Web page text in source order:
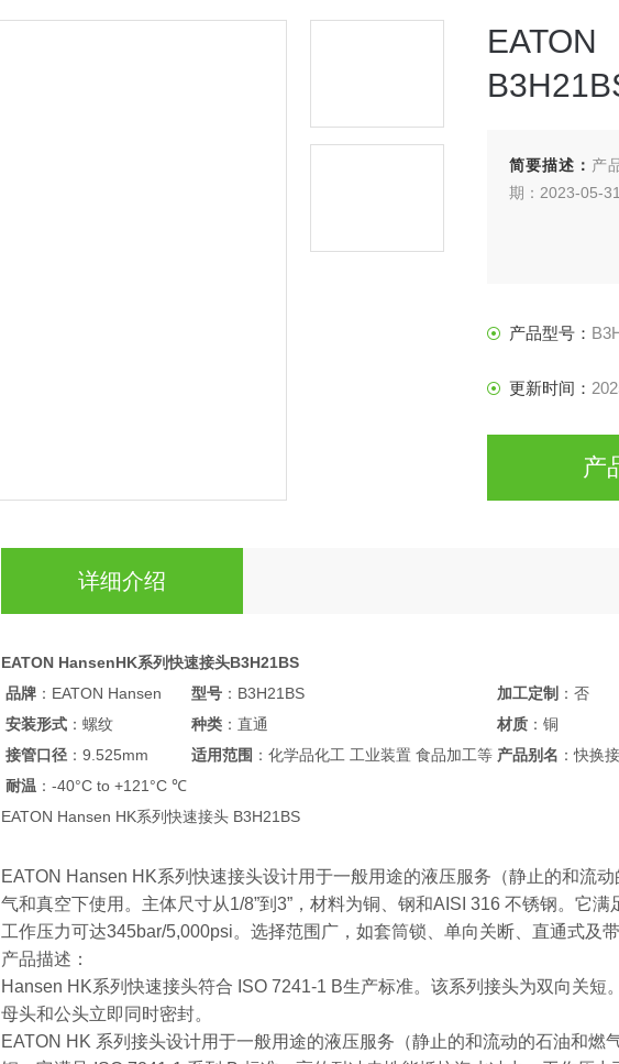
简要描述： 产
期：2023-05-31
产品型号：
更新时间：
产
详细介绍
EATON HansenHK系列快速接头B3H21BS
品牌 ：EATON Hansen 型号 ：B3H21BS 加工定制 ：否
安装形式 ：螺纹 种类 ：直通 材质 ：铜
接管口径 ：9.525mm 适用范围 ：化学品化工 工业装置 食品加工等 产品别名 ：快换
耐温 ：-40°C to +121°C ℃
EATON Hansen HK系列快速接头 B3H21BS
EATON Hansen HK系列快速接头设计用于一般用途的液压服务（静止的和流
气和真空下使用。主体尺寸从1/8”到3”，材料为铜、钢和AISI 316 不锈钢。它
工作压力可达345bar/5,000psi。选择范围广，如套筒锁、单向关断、直通式及带
产品描述：
Hansen HK系列快速接头符合 ISO 7241-1 B生产标准。该系列接头为双向关
母头和公头立即同时密封。
EATON HK 系列接头设计用于一般用途的液压服务（静止的和流动的石油和燃